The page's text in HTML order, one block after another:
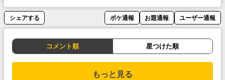
シェアする ボケ通報 お題通報 ユーザー通報
コメント順 星つけた順
もっと見る